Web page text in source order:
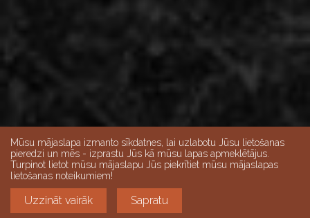
Skatīt lielāku karti
Darba dienās 10:00-18:00, Sestdienās 9:00-15:00,
Svētdien - slēgts
Mūsu mājaslapa izmanto sīkdatnes, lai uzlabotu Jūsu lietošanas
pieredzi un mēs - izprastu Jūs kā mūsu lapas apmeklētājus.
Turpinot lietot mūsu mājaslapu Jūs piekrītiet mūsu mājaslapas
lietošanas noteikumiem!
Uzzināt vairāk Sapratu